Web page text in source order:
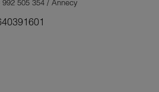
992 505 354 / Annecy